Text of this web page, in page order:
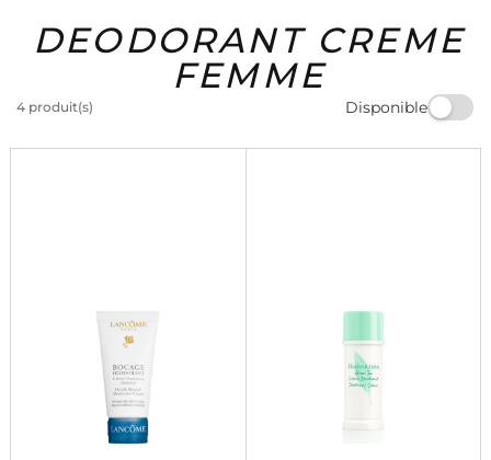
Solaire Homme Marques Idées
Cadeaux
Bons
Plans
DEODORANT CREME
FEMME
4 produit(s) Disponible